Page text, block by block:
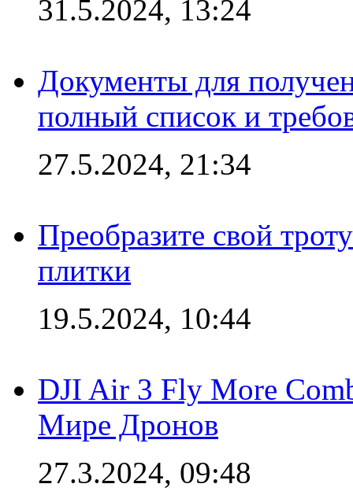
31.5.2024, 13:24
Документы для
полный список и
27.5.2024, 21:34
Преобразите свой
плитки
19.5.2024, 10:44
DJI Air 3 Fly More
Мире Дронов
27.3.2024, 09:48